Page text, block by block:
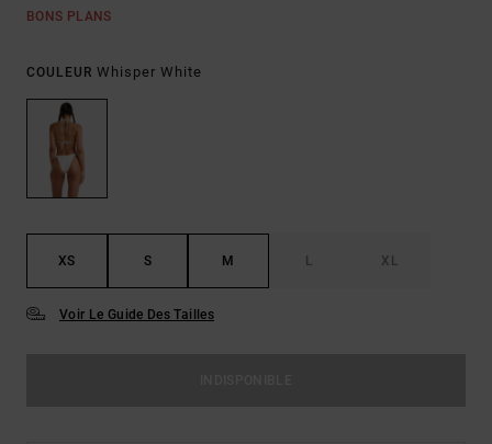
BONS PLANS
COULEUR Whisper White
XS S M L XL
Voir Le Guide Des Tailles